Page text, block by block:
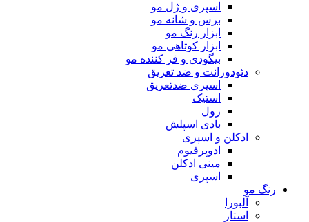
اسپری و ژل مو
برس و شانه مو
ابزار رنگ مو
ابزار کوتاهی مو
بیگودی و فر کننده مو
دئودورانت و ضد تعریق
اسپری ضدتعریق
استیک
رول
بادی اسپلش
ادکلن و اسپری
ادوپرفیوم
مینی ادکلن
اسپری
رنگ مو
آلبورا
استار